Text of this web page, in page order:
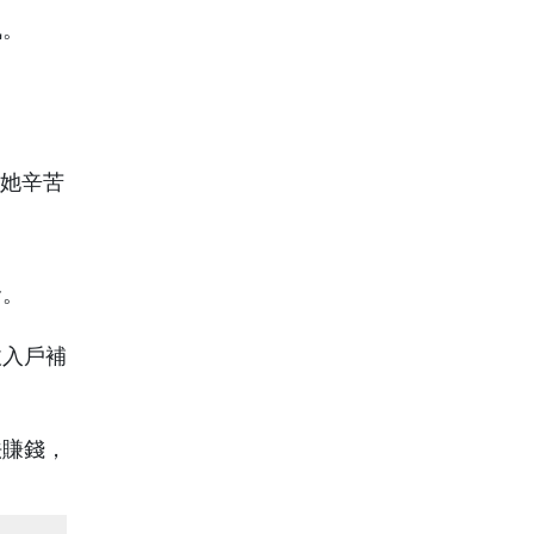
戶補
錢，